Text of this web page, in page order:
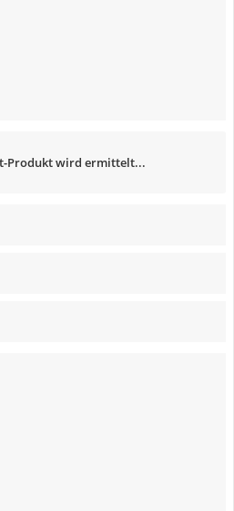
Produkt wird ermittelt...